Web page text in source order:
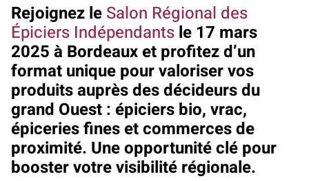
Rejoignez le Salon Régional des
Épiciers Indépendants le 17 mars
2025 à Bordeaux et profitez d’un
format unique pour valoriser vos
produits auprès des décideurs du
grand Ouest : épiciers bio, vrac,
épiceries fines et commerces de
proximité. Une opportunité clé pour
booster votre visibilité régionale.